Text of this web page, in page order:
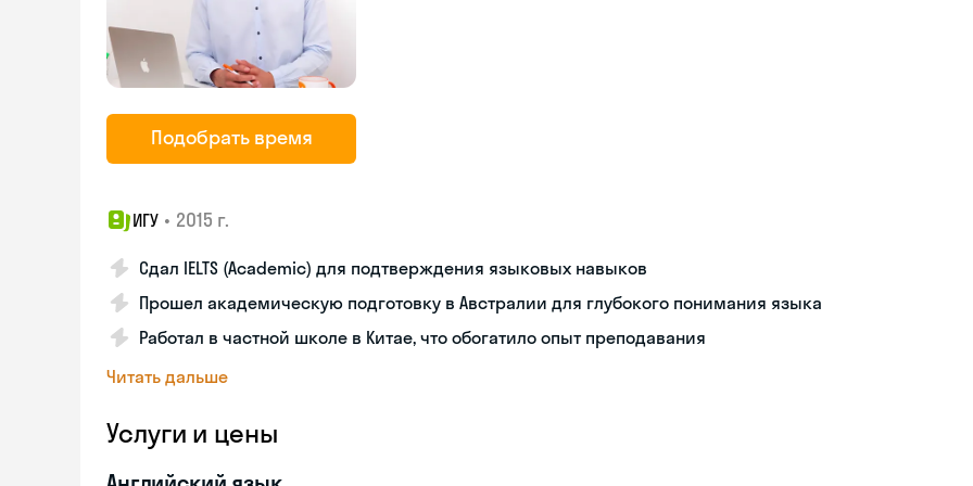
Подобрать время
ИГУ • 2015 г.
Сдал IELTS (Academic) для подтверждения языковых навыков
Прошел академическую подготовку в Австралии для глубокого понимания языка
Работал в частной школе в Китае, что обогатило опыт преподавания
Читать дальше
Услуги и цены